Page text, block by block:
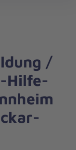
/
Hilfe-